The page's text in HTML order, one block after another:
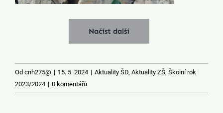
Načíst další
Od cnh275@ | 15. 5. 2024 | Aktuality ŠD Aktuality ZŠ Školní rok
2023/2024 | 0 komentářů